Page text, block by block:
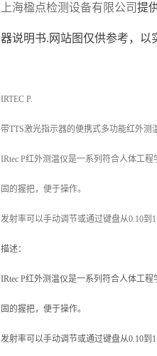
上海楹点检测设备有限公司 提
器说明书.网站图仅供参考，以
IRTEC P.
带TTS激光指示器的便携式多功能红外测
IRtec P红外测温仪是一系列符合人体工
固的握把，便于操作。
发射率可以手动调节或通过键盘从0.10到
描述：
IRtec P红外测温仪是一系列符合人体工
固的握把，便于操作。
发射率可以手动调节或通过键盘从0.10到